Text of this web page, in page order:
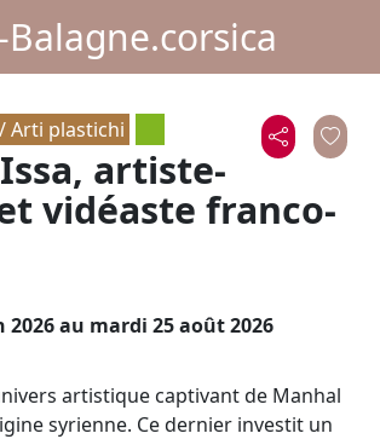
Arti plastichi
artiste-
vidéaste franco-
2026au mardi 25 août 2026
artistique captivant de Manhal
syrienne. Ce dernier investit un